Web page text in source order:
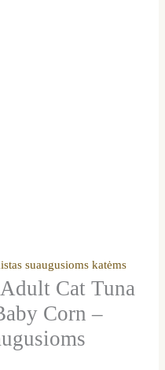
suaugusioms katėms
Cat Tuna
Corn –